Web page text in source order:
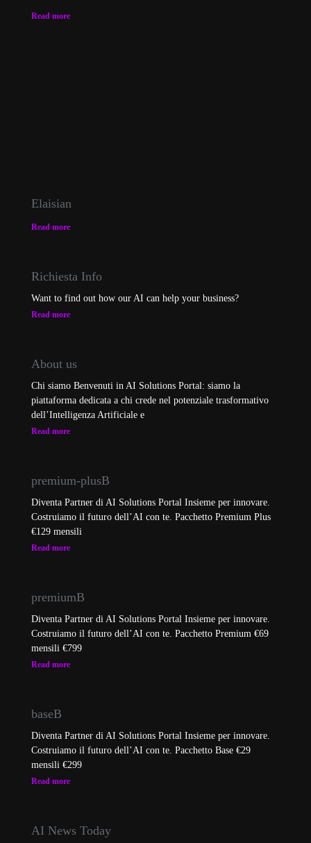
Read more
Elaisian
Read more
Richiesta Info
Want to find out how our AI can help your business?
Read more
About us
Chi siamo Benvenuti in AI Solutions Portal: siamo la
piattaforma dedicata a chi crede nel potenziale trasformativo
dell’Intelligenza Artificiale e
Read more
premium-plusB
Diventa Partner di AI Solutions Portal Insieme per innovare.
Costruiamo il futuro dell’AI con te. Pacchetto Premium Plus
€129 mensili
Read more
premiumB
Diventa Partner di AI Solutions Portal Insieme per innovare.
Costruiamo il futuro dell’AI con te. Pacchetto Premium €69
mensili €799
Read more
baseB
Diventa Partner di AI Solutions Portal Insieme per innovare.
Costruiamo il futuro dell’AI con te. Pacchetto Base €29
mensili €299
Read more
AI News Today